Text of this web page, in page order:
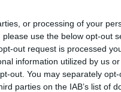
or processing of your
use the below opt-out
out request is processed
information utilized by us
out. You may separately
parties on the IAB’s list of
ανάπτυξη,
μεταξύ της
Island ,